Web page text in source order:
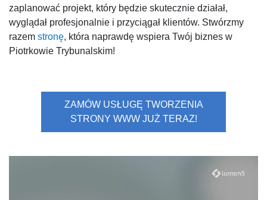
zaplanować projekt, który będzie skutecznie działał,
wyglądał profesjonalnie i przyciągał klientów. Stwórzmy
razem stronę, która naprawdę wspiera Twój biznes w
Piotrkowie Trybunalskim!
ZAMÓW USŁUGĘ TWORZENIA
STRONY WWW JUŻ TERAZ!